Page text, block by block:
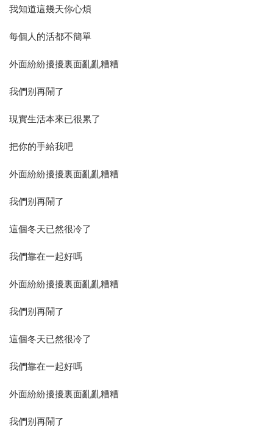
我知道這幾天你心煩
每個人的活都不簡單
外面紛紛擾擾裏面亂亂糟糟
我們别再鬧了
現實生活本來已很累了
把你的手給我吧
外面紛紛擾擾裏面亂亂糟糟
我們别再鬧了
這個冬天已然很冷了
我們靠在一起好嗎
外面紛紛擾擾裏面亂亂糟糟
我們别再鬧了
這個冬天已然很冷了
我們靠在一起好嗎
外面紛紛擾擾裏面亂亂糟糟
我們别再鬧了